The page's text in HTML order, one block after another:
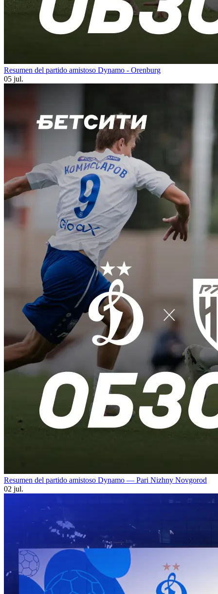
Resumen del partido amistoso Dynamo - Orenburg
05 jul.
Resumen del partido amistoso Dynamo — Pari Nizhny Novgorod
02 jul.